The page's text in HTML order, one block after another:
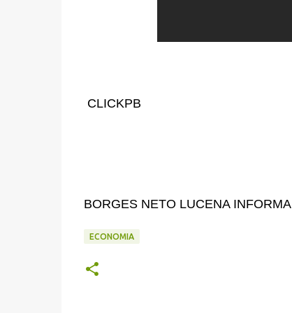
CLICKPB
BORGES NETO LUCENA INFORMA
ECONOMIA